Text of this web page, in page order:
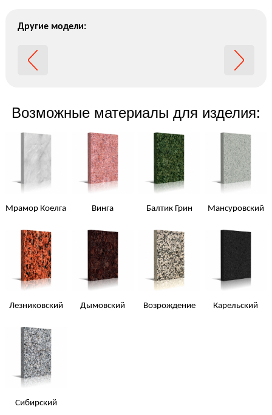
Другие модели:
Возможные материалы для изделия:
Мрамор Коелга Винга Балтик Грин Мансуровский
Лезниковский Дымовский Возрождение Карельский
Сибирский